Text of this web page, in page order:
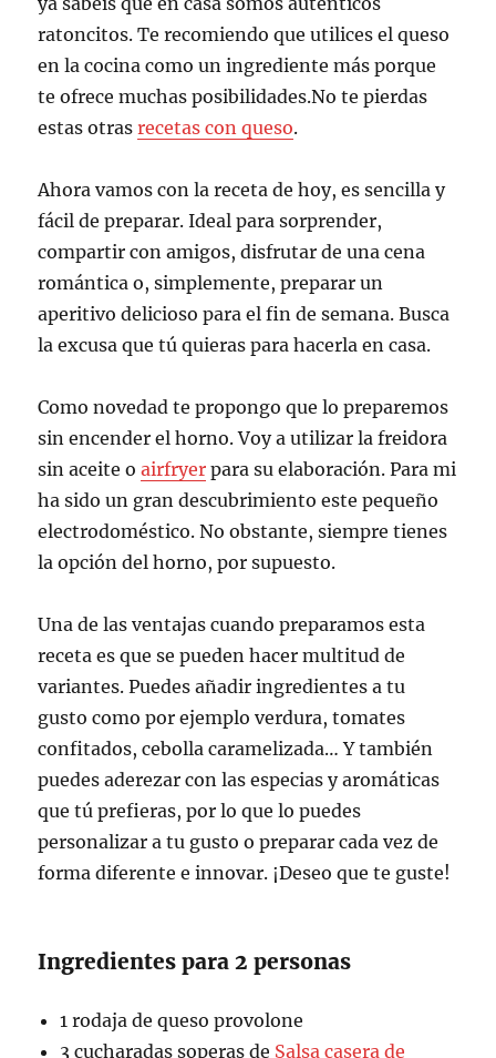
ratoncitos. Te recomiendo que utilices el queso
en la cocina como un ingrediente más porque
te ofrece muchas posibilidades.No te pierdas
estas otrasrecetas con queso.
Ahora vamos con la receta de hoy, es sencilla y
fácil de preparar. Ideal para sorprender,
compartir con amigos, disfrutar de una cena
romántica o, simplemente, preparar un
aperitivo delicioso para el fin de semana. Busca
la excusa que tú quieras para hacerla en casa.
Como novedad te propongo que lo preparemos
sin encender el horno. Voy a utilizar la freidora
sin aceite oairfryer para su elaboración. Para mi
ha sido un gran descubrimiento este pequeño
electrodoméstico. No obstante, siempre tienes
la opción del horno, por supuesto.
Una de las ventajas cuando preparamos esta
receta es que se pueden hacer multitud de
variantes. Puedes añadir ingredientes a tu
gusto como por ejemplo verdura, tomates
confitados, cebolla caramelizada… Y también
puedes aderezar con las especias y aromáticas
que tú prefieras, por lo que lo puedes
personalizar a tu gusto o preparar cada vez de
forma diferente e innovar. ¡Deseo que te guste!
Ingredientes para 2 personas
1 rodaja de queso provolone
3 cucharadas soperas de Salsa casera de